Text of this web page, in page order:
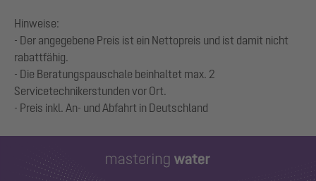
Hinweise:
- Der angegebene Preis ist ein Nettopreis und ist damit nicht
rabattfähig.
- Die Beratungspauschale beinhaltet max. 2
Servicetechnikerstunden vor Ort.